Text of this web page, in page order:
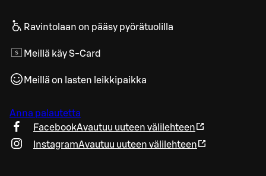
Ravintolaan on pääsy pyörätuolilla
Meillä käy S-Card
Meillä on lasten leikkipaikka
Anna palautetta
FacebookAvautuu uuteen välilehteen
InstagramAvautuu uuteen välilehteen